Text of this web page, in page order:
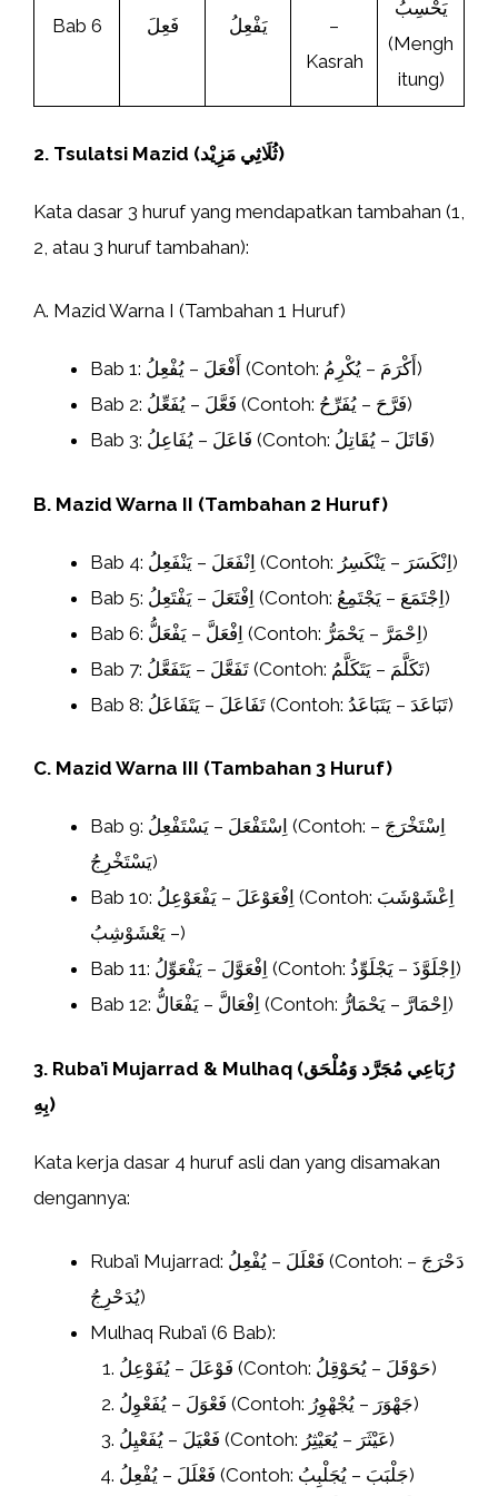
Bab 6 فَعِلَ يَفْعِلُ
–
Kasrah
يَحْسِبُ
(Mengh
itung)
2. Tsulatsi Mazid (ثُلَاثِي مَزِيْد)
Kata dasar 3 huruf yang mendapatkan tambahan (1,
2, atau 3 huruf tambahan):
A. Mazid Warna I (Tambahan 1 Huruf)
Bab 1: أَفْعَلَ – يُفْعِلُ (Contoh: أَكْرَمَ – يُكْرِمُ)
Bab 2: فَعَّلَ – يُفَعِّلُ (Contoh: فَرَّحَ – يُفَرِّحُ)
Bab 3: فَاعَلَ – يُفَاعِلُ (Contoh: قَاتَلَ – يُقَاتِلُ)
B. Mazid Warna II (Tambahan 2 Huruf)
Bab 4: اِنْفَعَلَ – يَنْفَعِلُ (Contoh: اِنْكَسَرَ – يَنْكَسِرُ)
Bab 5: اِفْتَعَلَ – يَفْتَعِلُ (Contoh: اِجْتَمَعَ – يَجْتَمِعُ)
Bab 6: اِفْعَلَّ – يَفْعَلُّ (Contoh: اِحْمَرَّ – يَحْمَرُّ)
Bab 7: تَفَعَّلَ – يَتَفَعَّلُ (Contoh: تَكَلَّمَ – يَتَكَلَّمُ)
Bab 8: تَفَاعَلَ – يَتَفَاعَلُ (Contoh: تَبَاعَدَ – يَتَبَاعَدُ)
C. Mazid Warna III (Tambahan 3 Huruf)
Bab 9: اِسْتَفْعَلَ – يَسْتَفْعِلُ (Contoh: اِسْتَخْرَجَ –
يَسْتَخْرِجُ)
Bab 10: اِفْعَوْعَلَ – يَفْعَوْعِلُ (Contoh: اِعْشَوْشَبَ
– يَعْشَوْشِبُ)
Bab 11: اِفْعَوَّلَ – يَفْعَوِّلُ (Contoh: اِجْلَوَّذَ – يَجْلَوِّذُ)
Bab 12: اِفْعَالَّ – يَفْعَالُّ (Contoh: اِحْمَارَّ – يَحْمَارُّ)
3. Ruba’i Mujarrad & Mulhaq (رُبَاعِي مُجَرَّد وَمُلْحَق
بِهِ)
Kata kerja dasar 4 huruf asli dan yang disamakan
dengannya:
Ruba’i Mujarrad: فَعْلَلَ – يُفْعِلُ (Contoh: دَحْرَجَ –
يُدَحْرِجُ)
Mulhaq Ruba’i (6 Bab):
فَوْعَلَ – يُفَوْعِلُ (Contoh: حَوْقَلَ – يُحَوْقِلُ)
فَعْوَلَ – يُفَعْوِلُ (Contoh: جَهْوَرَ – يُجْهْوِرُ)
فَعْيَلَ – يُفَعْيِلُ (Contoh: عَيْثَرَ – يُعَيْثِرُ)
فَعْلَلَ – يُفْعِلُ (Contoh: جَلْبَبَ – يُجَلْبِبُ)